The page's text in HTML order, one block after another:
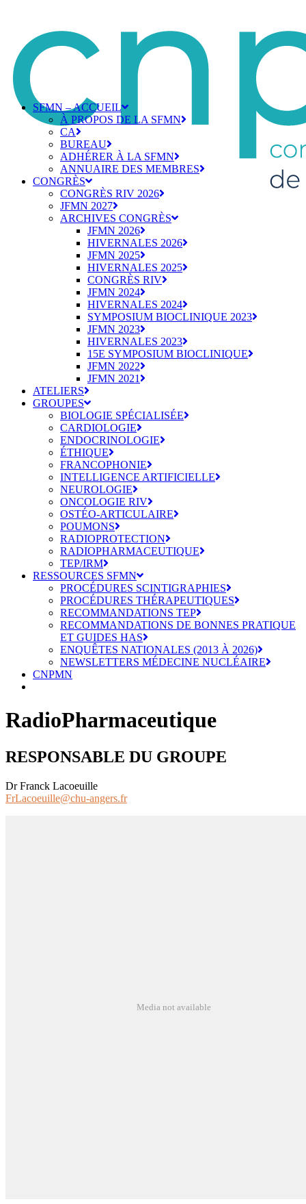
SFMN – ACCUEIL
À PROPOS DE LA SFMN
CA
BUREAU
ADHÉRER À LA SFMN
ANNUAIRE DES MEMBRES
CONGRÈS
CONGRÈS RIV 2026
JFMN 2027
ARCHIVES CONGRÈS
JFMN 2026
HIVERNALES 2026
JFMN 2025
HIVERNALES 2025
CONGRÈS RIV
JFMN 2024
HIVERNALES 2024
SYMPOSIUM BIOCLINIQUE 2023
JFMN 2023
HIVERNALES 2023
15E SYMPOSIUM BIOCLINIQUE
JFMN 2022
JFMN 2021
ATELIERS
GROUPES
BIOLOGIE SPÉCIALISÉE
CARDIOLOGIE
ENDOCRINOLOGIE
ÉTHIQUE
FRANCOPHONIE
INTELLIGENCE ARTIFICIELLE
NEUROLOGIE
ONCOLOGIE RIV
OSTÉO-ARTICULAIRE
POUMONS
RADIOPROTECTION
RADIOPHARMACEUTIQUE
TEP/IRM
RESSOURCES SFMN
PROCÉDURES SCINTIGRAPHIES
PROCÉDURES THÉRAPEUTIQUES
RECOMMANDATIONS TEP
RECOMMANDATIONS DE BONNES PRATIQUE
ET GUIDES HAS
ENQUÊTES NATIONALES (2013 À 2026)
NEWSLETTERS MÉDECINE NUCLÉAIRE
CNPMN
RadioPharmaceutique
RESPONSABLE DU GROUPE
Dr Franck Lacoeuille
FrLacoeuille@chu-angers.fr
Media not available